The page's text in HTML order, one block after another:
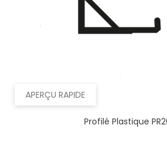
APERÇU RAPIDE
Profilé Plastique